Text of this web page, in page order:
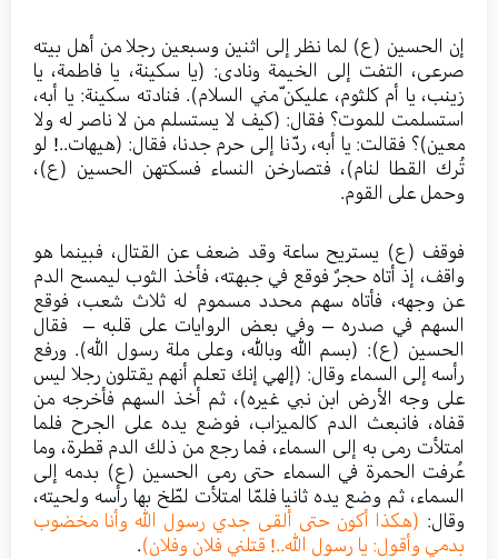
إن الحسين (ع) لما نظر إلى اثنين وسبعين رجلا من أهل بيته
صرعى، التفت إلى الخيمة ونادى: (يا سكينة، يا فاطمة، يا
زينب، يا أم كلثوم، عليكن ّمني السلام). فنادته سكينة: يا أبه،
استسلمت للموت؟ فقال: (كيف لا يستسلم من لا ناصر له ولا
معين)؟ فقالت: يا أبه، ردّنا إلى حرم جدنا، فقال: (هيهات..! لو
تُرك القطا لنام)، فتصارخن النساء فسكتهن الحسين (ع)،
وحمل على القوم.
فوقف (ع) يستريح ساعة وقد ضعف عن القتال، فبينما هو
واقف، إذ أتاه حجرٌ فوقع في جبهته، فأخذ الثوب ليمسح الدم
عن وجهه، فأتاه سهم محدد مسموم له ثلاث شعب، فوقع
السهم في صدره – وفي بعض الروايات على قلبه – فقال
الحسين (ع): (بسم الله وبالله، وعلى ملة رسول الله). ورفع
رأسه إلى السماء وقال: (إلهي إنك تعلم أنهم يقتلون رجلا ليس
على وجه الأرض ابن نبي غيره)، ثم أخذ السهم فأخرجه من
قفاه، فانبعث الدم كالميزاب، فوضع يده على الجرح فلما
امتلأت رمى به إلى السماء، فما رجع من ذلك الدم قطرة، وما
عُرفت الحمرة في السماء حتى رمى الحسين (ع) بدمه إلى
السماء، ثم وضع يده ثانيا فلمّا امتلأت لطّخ بها رأسه ولحيته،
وقال: (هكذا أكون حتى ألقى جدي رسول الله وأنا مخضوب
بدمي وأقول: يا رسول الله..! قتلني فلان وفلان).